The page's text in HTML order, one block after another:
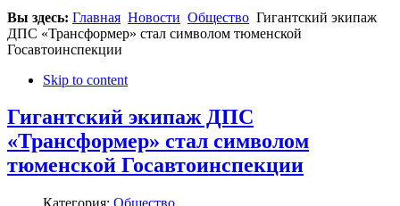
Вы здесь: Главная Новости Общество Гигантский экипаж
ДПС «Трансформер» стал символом тюменской
Госавтоинспекции
Skip to content
Гигантский экипаж ДПС
«Трансформер» стал символом
тюменской Госавтоинспекции